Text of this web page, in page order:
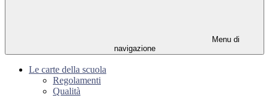
Menu di
navigazione
Le carte della scuola
Regolamenti
Qualità